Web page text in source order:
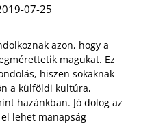
07-25
azon, hogy a
magukat. Ez
hiszen sokaknak
a külföldi kultúra,
hazánkban. Jó dolog az
lehet manapság